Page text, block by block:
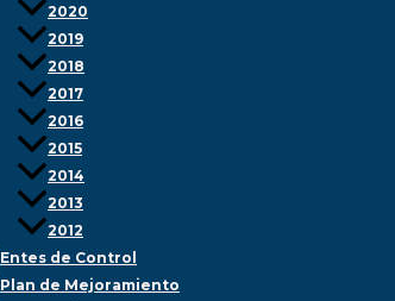
2020
2019
2018
2017
2016
2015
2014
2013
2012
Entes de Control
Plan de Mejoramiento